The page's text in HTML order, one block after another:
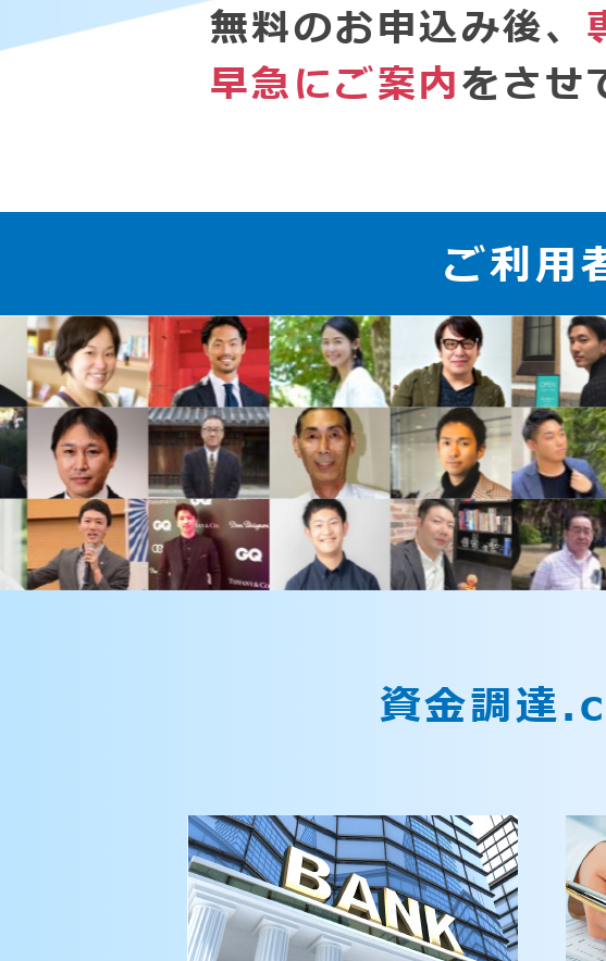
無料のお申込み後、
早急にご案内をさせ
ご利用
資金調達